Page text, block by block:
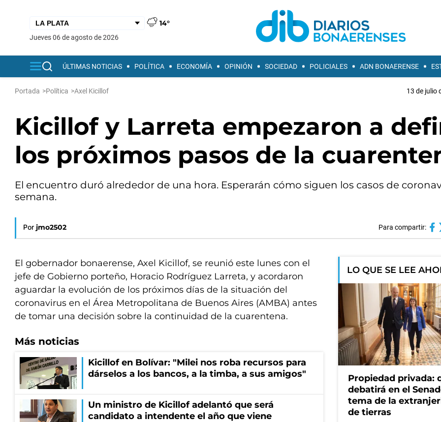
14°
jueves 06 de agosto de 2026
ÚLTIMAS NOTICIAS POLÍTICA ECONOMÍA OPINIÓN SOCIEDAD POLICIALES ADN BONAERENSE
Portada >Política >Axel Kicillof 13 de julio
Kicillof y Larreta empezaron a
los próximos pasos de la
El encuentro duró alrededor de una hora. Esperarán cómo siguen los casos de
semana.
Por jmo2502 Para compartir:
El gobernador bonaerense, Axel Kicillof, se reunió este lunes con el
jefe de Gobierno porteño, Horacio Rodríguez Larreta, y acordaron
aguardar la evolución de los próximos días de la situación del
coronavirus en el Área Metropolitana de Buenos Aires (AMBA) antes
de tomar una decisión sobre la continuidad de la cuarentena.
Más noticias
Kicillof en Bolívar: "Milei nos roba recursos para
dárselos a los bancos, a la timba, a sus amigos"
Un ministro de Kicillof adelantó que será
candidato a intendente el año que viene
LO QUE SE LEE
Propiedad privada:
debatirá en el
tema de la
de tierras